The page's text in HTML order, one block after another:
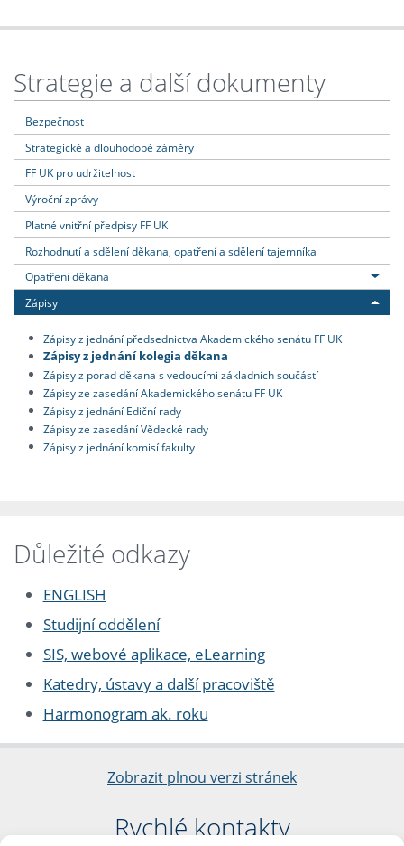
Strategie a další dokumenty
Bezpečnost
Strategické a dlouhodobé záměry
FF UK pro udržitelnost
Výroční zprávy
Platné vnitřní předpisy FF UK
Rozhodnutí a sdělení děkana, opatření a sdělení tajemníka
Opatření děkana
Zápisy
Zápisy z jednání předsednictva Akademického senátu FF UK
Zápisy z jednání kolegia děkana
Zápisy z porad děkana s vedoucími základních součástí
Zápisy ze zasedání Akademického senátu FF UK
Zápisy z jednání Ediční rady
Zápisy ze zasedání Vědecké rady
Zápisy z jednání komisí fakulty
Důležité odkazy
ENGLISH
Studijní oddělení
SIS, webové aplikace, eLearning
Katedry, ústavy a další pracoviště
Harmonogram ak. roku
Zobrazit plnou verzi stránek
Rychlé kontakty